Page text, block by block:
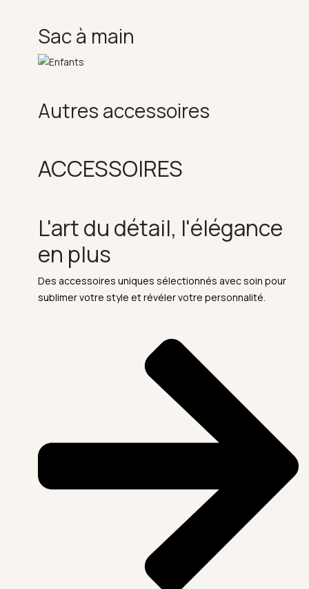
Sac à main
Autres accessoires
ACCESSOIRES
L'art du détail, l'élégance
en plus
Des accessoires uniques sélectionnés avec soin pour
sublimer votre style et révéler votre personnalité.